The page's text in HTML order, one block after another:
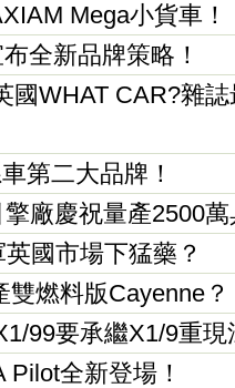
Mega小貨車！
全新品牌策略！
國WHAT CAR?雜
第二大品牌！
廠慶祝量產2500
國市場下猛藥？
燃料版Cayenne？
99要承繼X1/9重現
全新登場！